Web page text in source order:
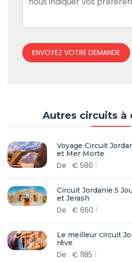
ENVOYEZ VOTRE DEMANDE
Autres circuits à
Voyage Circuit
et Mer Morte
De € 580
Circuit Jordanie 5
et Jerash
De € 660
Le meilleur circuit
rêve
De € 1185